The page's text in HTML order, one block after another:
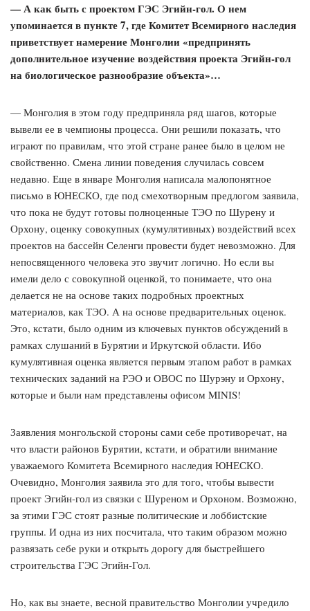
— А как быть с проектом ГЭС Эгийн-гол. О нем
упоминается в пункте 7, где Комитет Всемирного наследия
приветствует намерение Монголии «предпринять
дополнительное изучение воздействия проекта Эгийн-гол
на биологическое разнообразие объекта»…
— Монголия в этом году предприняла ряд шагов, которые
вывели ее в чемпионы процесса. Они решили показать, что
играют по правилам, что этой стране ранее было в целом не
свойственно. Смена линии поведения случилась совсем
недавно. Еще в январе Монголия написала малопонятное
письмо в ЮНЕСКО, где под смехотворным предлогом заявила,
что пока не будут готовы полноценные ТЭО по Шурену и
Орхону, оценку совокупных (кумулятивных) воздействий всех
проектов на бассейн Селенги провести будет невозможно. Для
непосвященного человека это звучит логично. Но если вы
имели дело с совокупной оценкой, то понимаете, что она
делается не на основе таких подробных проектных
материалов, как ТЭО. А на основе предварительных оценок.
Это, кстати, было одним из ключевых пунктов обсуждений в
рамках слушаний в Бурятии и Иркутской области. Ибо
кумулятивная оценка является первым этапом работ в рамках
технических заданий на РЭО и ОВОС по Шурэну и Орхону,
которые и были нам представлены офисом MINIS!
Заявления монгольской стороны сами себе противоречат, на
что власти районов Бурятии, кстати, и обратили внимание
уважаемого Комитета Всемирного наследия ЮНЕСКО.
Очевидно, Монголия заявила это для того, чтобы вывести
проект Эгийн-гол из связки с Шуреном и Орхоном. Возможно,
за этими ГЭС стоят разные политические и лоббистские
группы. И одна из них посчитала, что таким образом можно
развязать себе руки и открыть дорогу для быстрейшего
строительства ГЭС Эгийн-Гол.
Но, как вы знаете, весной правительство Монголии учредило